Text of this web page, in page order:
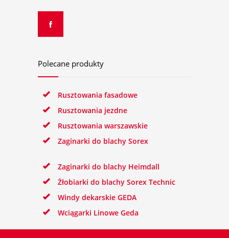
Polecane produkty
Rusztowania fasadowe
Rusztowania jezdne
Rusztowania warszawskie
Zaginarki do blachy Sorex
Zaginarki do blachy Heimdall
Żłobiarki do blachy Sorex Technic
Windy dekarskie GEDA
Wciągarki Linowe Geda